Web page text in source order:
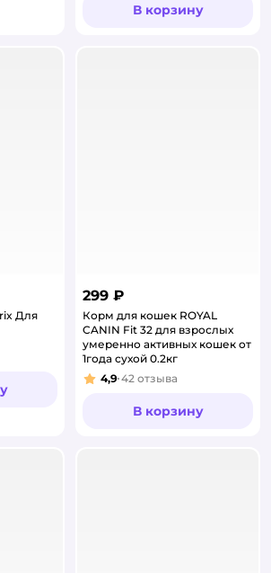
В корзину
Для
299 ₽
Корм для кошек ROYAL
CANIN Fit 32 для взрослых
умеренно активных кошек от
1года сухой 0.2кг
Рейтинг:
4,9 42 отзыва
В корзину